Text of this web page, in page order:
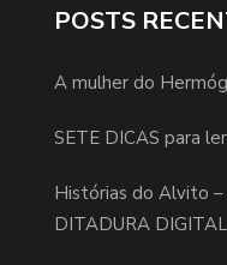
POSTS
A mulher do
SETE DICAS para
Histórias do Alvito
DITADURA DIGITAL